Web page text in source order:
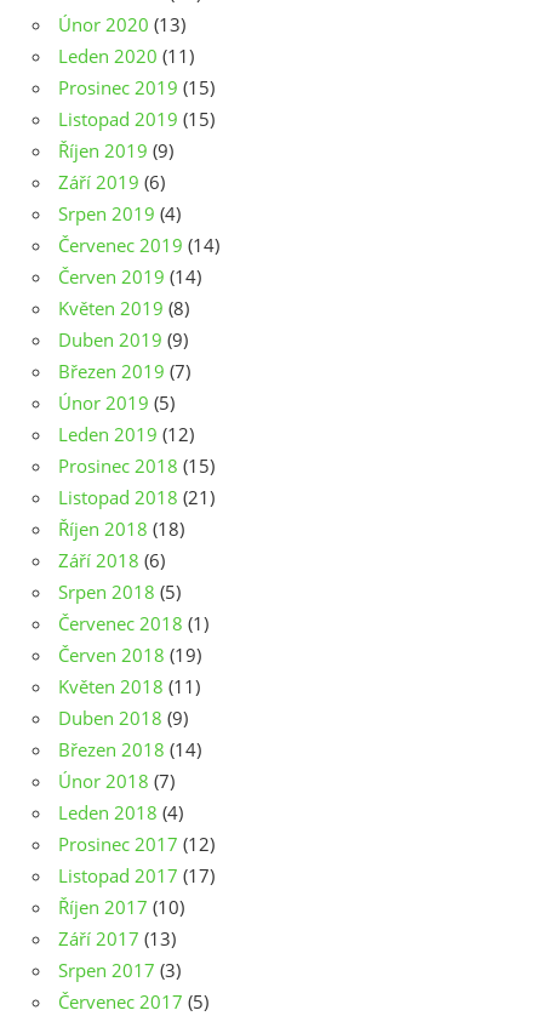
Únor 2020 (13)
Leden 2020 (11)
Prosinec 2019 (15)
Listopad 2019 (15)
Říjen 2019 (9)
Září 2019 (6)
Srpen 2019 (4)
Červenec 2019 (14)
Červen 2019 (14)
Květen 2019 (8)
Duben 2019 (9)
Březen 2019 (7)
Únor 2019 (5)
Leden 2019 (12)
Prosinec 2018 (15)
Listopad 2018 (21)
Říjen 2018 (18)
Září 2018 (6)
Srpen 2018 (5)
Červenec 2018 (1)
Červen 2018 (19)
Květen 2018 (11)
Duben 2018 (9)
Březen 2018 (14)
Únor 2018 (7)
Leden 2018 (4)
Prosinec 2017 (12)
Listopad 2017 (17)
Říjen 2017 (10)
Září 2017 (13)
Srpen 2017 (3)
Červenec 2017 (5)